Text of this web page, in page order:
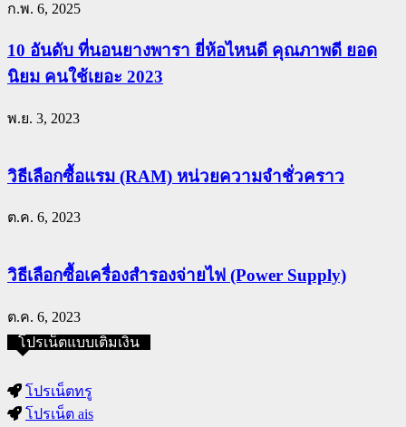
ก.พ. 6, 2025
10 อันดับ ที่นอนยางพารา ยี่ห้อไหนดี คุณภาพดี ยอด
นิยม คนใช้เยอะ 2023
พ.ย. 3, 2023
วิธีเลือกซื้อแรม (RAM) หน่วยความจำชั่วคราว
ต.ค. 6, 2023
วิธีเลือกซื้อเครื่องสำรองจ่ายไฟ (Power Supply)
ต.ค. 6, 2023
โปรเน็ตแบบเติมเงิน
โปรเน็ตทรู
โปรเน็ต ais